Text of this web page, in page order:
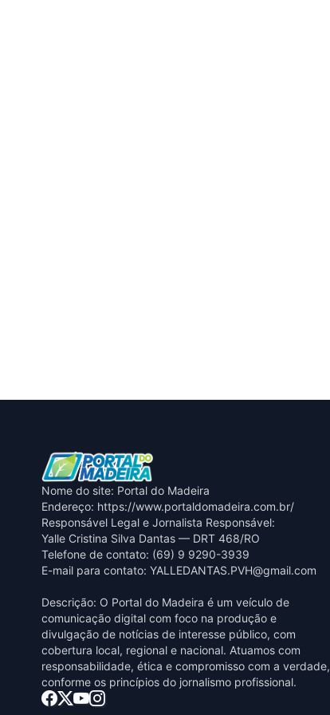
Nome do site: Portal do Madeira
Endereço: https://www.portaldomadeira.com.br/
Responsável Legal e Jornalista Responsável:
Yalle Cristina Silva Dantas — DRT 468/RO
Telefone de contato: (69) 9 9290-3939
E-mail para contato: YALLEDANTAS.PVH@gmail.com
Descrição: O Portal do Madeira é um veículo de
comunicação digital com foco na produção e
divulgação de notícias de interesse público, com
cobertura local, regional e nacional. Atuamos com
responsabilidade, ética e compromisso com a verdade,
conforme os princípios do jornalismo profissional.